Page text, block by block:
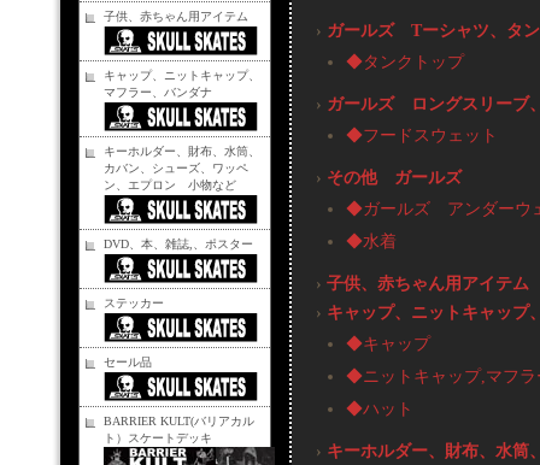
子供、赤ちゃん用アイテム
キャップ、ニットキャップ、
マフラー、バンダナ
キーホルダー、財布、水筒、
カバン、シューズ、ワッペ
ン、エプロン 小物など
DVD、本、雑誌,、ポスター
ステッカー
セール品
BARRIER KULT(バリアカル
ト）スケートデッキ
› ガールズ Tーシャツ、タ
◆タンクトップ
› ガールズ ロングスリーブ
◆フードスウェット
› その他 ガールズ
◆ガールズ アンダーウ
◆水着
› 子供、赤ちゃん用アイテム
› キャップ、ニットキャップ
◆キャップ
◆ニットキャップ,マフラ
◆ハット
› キーホルダー、財布、水